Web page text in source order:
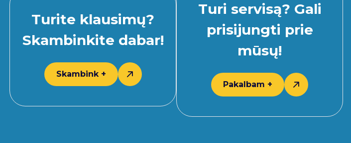
Turite klausimų?
Skambinkite dabar!
Skambink +
Turi servisą? Gali
prisijungti prie
mūsų!
Pakalbam +